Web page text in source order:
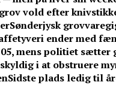
vold efter
Sønderjysk
ender med
mens politiet sætter
i at obstruere
Sidste plads ledig til